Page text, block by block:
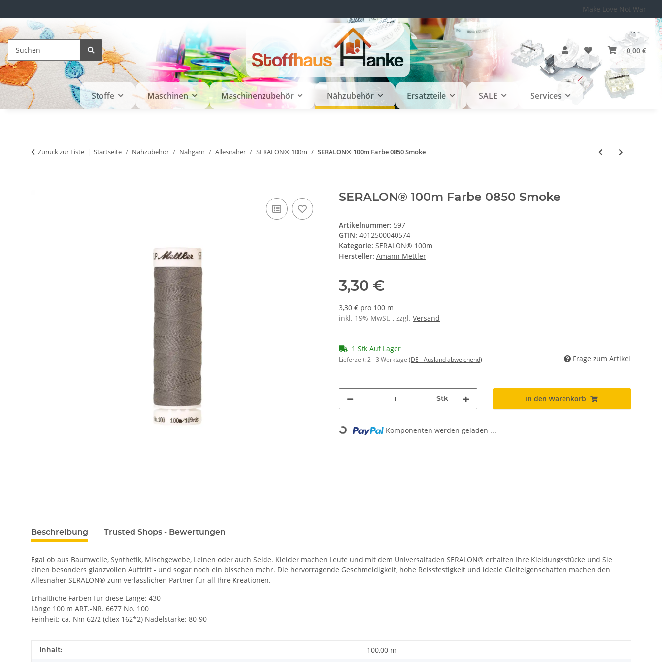
Make Love Not War
0,00 €
Stoffe Maschinen Maschinenzubehör Nähzubehör Ersatzteile SALE Services
Zurück zur Liste Startseite Nähzubehör Nähgarn Allesnäher SERALON® 100m SERALON® 100m Farbe 0850 Smoke
SERALON® 100m Farbe 0850 Smoke
Artikelnummer: 597
GTIN: 4012500040574
Kategorie: SERALON® 100m
Hersteller: Amann Mettler
3,30 €
3,30 € pro 100 m
inkl. 19% MwSt. , zzgl. Versand
1 Stk Auf Lager
Lieferzeit:2 - 3 Werktage (DE - Ausland abweichend) Frage zum Artikel
Stk In den Warenkorb
Loading... Komponenten werden geladen ...
Beschreibung Trusted Shops - Bewertungen
Egal ob aus Baumwolle, Synthetik, Mischgewebe, Leinen oder auch Seide. Kleider machen Leute und mit dem Universalfaden SERALON® erhalten Ihre Kleidungsstücke und Sie
einen besonders glanzvollen Auftritt - und sogar noch ein bisschen mehr. Die hervorragende Geschmeidigkeit, hohe Reissfestigkeit und ideale Gleiteigenschaften machen den
Allesnäher SERALON® zum verlässlichen Partner für all Ihre Kreationen.
Erhältliche Farben für diese Länge: 430
Länge 100 m ART.-NR. 6677 No. 100
Feinheit: ca. Nm 62/2 (dtex 162*2) Nadelstärke: 80-90
Produkteigenschaft
Wert
Inhalt: 100,00 m